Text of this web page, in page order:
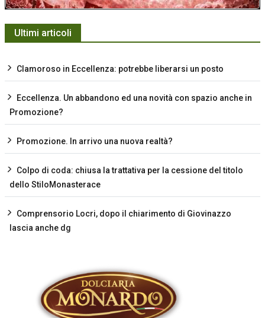
Ultimi articoli
Clamoroso in Eccellenza: potrebbe liberarsi un posto
Eccellenza. Un abbandono ed una novità con spazio anche in
Promozione?
Promozione. In arrivo una nuova realtà?
Colpo di coda: chiusa la trattativa per la cessione del titolo
dello StiloMonasterace
Comprensorio Locri, dopo il chiarimento di Giovinazzo
lascia anche dg